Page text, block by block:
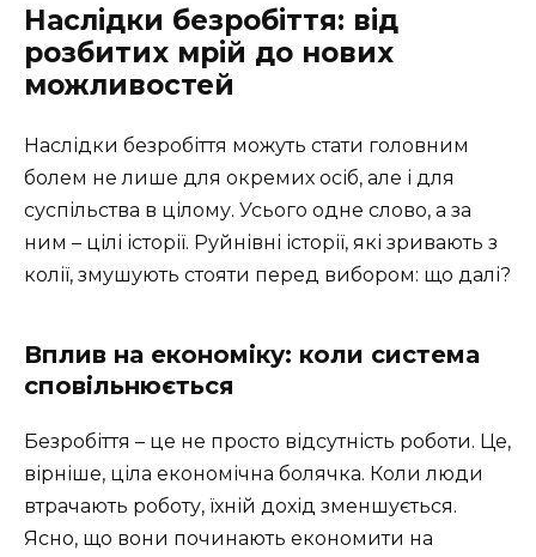
Наслідки безробіття: від
розбитих мрій до нових
можливостей
Наслідки безробіття можуть стати головним
болем не лише для окремих осіб, але і для
суспільства в цілому. Усього одне слово, а за
ним – цілі історії. Руйнівні історії, які зривають з
колії, змушують стояти перед вибором: що далі?
Вплив на економіку: коли система
сповільнюється
Безробіття – це не просто відсутність роботи. Це,
вірніше, ціла економічна болячка. Коли люди
втрачають роботу, їхній дохід зменшується.
Ясно, що вони починають економити на